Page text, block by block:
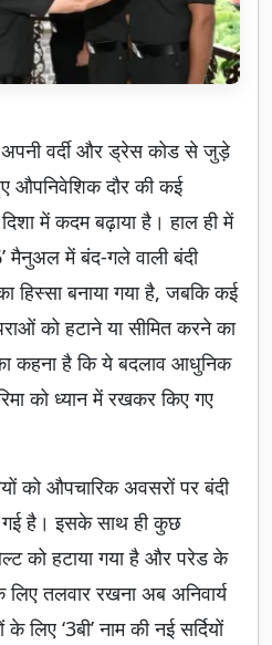
अपनी वर्दी और ड्रेस कोड से जुड़े
औपनिवेशिक दौर की कई
में कदम बढ़ाया है। हाल ही में
मैनुअल में बंद-गले वाली बंदी
बनाया गया है, जबकि कई
को हटाने या सीमित करने का
कहना है कि ये बदलाव आधुनिक
को ध्यान में रखकर किए गए
को औपचारिक अवसरों पर बंदी
है। इसके साथ ही कुछ
को हटाया गया है और परेड के
लिए तलवार रखना अब अनिवार्य
लिए ‘3बी’ नाम की नई सर्दियों